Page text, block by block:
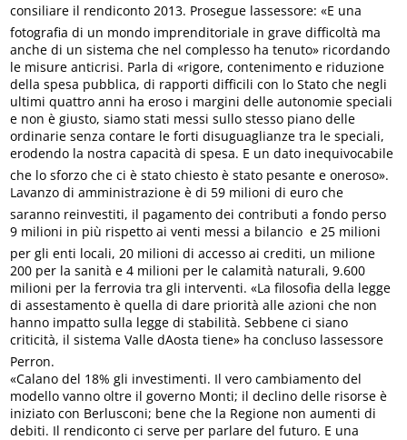
consiliare il rendiconto 2013. Prosegue lassessore: «E una
fotografia di un mondo imprenditoriale in grave difficoltà ma
anche di un sistema che nel complesso ha tenuto» ricordando
le misure anticrisi. Parla di «rigore, contenimento e riduzione
della spesa pubblica, di rapporti difficili con lo Stato che negli
ultimi quattro anni ha eroso i margini delle autonomie speciali
e non è giusto, siamo stati messi sullo stesso piano delle
ordinarie senza contare le forti disuguaglianze tra le speciali,
erodendo la nostra capacità di spesa. E un dato inequivocabile
che lo sforzo che ci è stato chiesto è stato pesante e oneroso».
Lavanzo di amministrazione è di 59 milioni di euro che
saranno reinvestiti, il pagamento dei contributi a fondo perso
9 milioni in più rispetto ai venti messi a bilancio  e 25 milioni
per gli enti locali, 20 milioni di accesso ai crediti, un milione
200 per la sanità e 4 milioni per le calamità naturali, 9.600
milioni per la ferrovia tra gli interventi. «La filosofia della legge
di assestamento è quella di dare priorità alle azioni che non
hanno impatto sulla legge di stabilità. Sebbene ci siano
criticità, il sistema Valle dAosta tiene» ha concluso lassessore
Perron.
«Calano del 18% gli investimenti. Il vero cambiamento del
modello vanno oltre il governo Monti; il declino delle risorse è
iniziato con Berlusconi; bene che la Regione non aumenti di
debiti. Il rendiconto ci serve per parlare del futuro. E una